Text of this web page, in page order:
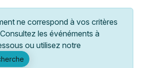
ne correspond à vos critères
les événéments à
ou utilisez notre
Ce week-end